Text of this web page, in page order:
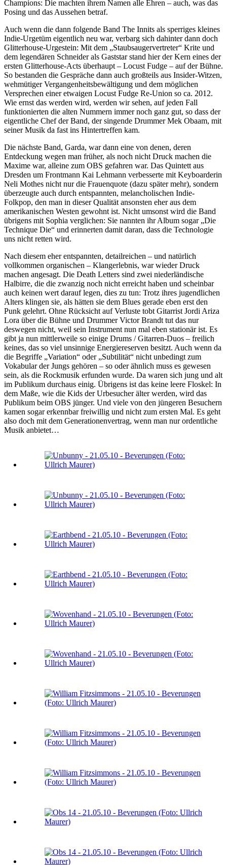
Champions: Die machten ihrem Namen alle Ehren – auch, was das
Posing und das Aussehen betraf.
Auch wenn die dann folgende Band The Innits als sperriges kleines
Indie-Urgetüm eigentlich neu war, verbarg sich dahinter dann doch
Glitterhouse-Urgestein: Mit dem „Staubsaugervertreter“ Krite und
dem legendären Schneider als Gaststar stand hier der Kern eines der
ersten Glitterhouse-Acts überhaupt – Locust Fudge – auf der Bühne.
So bestanden die Gespräche dann auch großteils aus Insider-Witzen,
wehmütiger Vergangenheitsbewältigung und dem möglichen
Versprechen einer etwaigen Locust Fudge Re-Union so ca. 2012.
Wie ernst das werden wird, werden wir sehen, auf jeden Fall
funktionierten die alten Nummern immer noch ganz gut, so dass der
eigentliche Chef der Band, der singende Drummer Mek Obaam, mit
seiner Musik da fast ins Hintertreffen kam.
Die nächste Band, Garda, war dann eine von denen, deren
Entdeckung wegen man früher, als noch nicht Druck machen die
Maxime war, alleine zum OBS gefahren war. Das Quintett aus
Dresden um Frontmann Kai Lehmann verbesserte mit Keyboarderin
Neli Mothes nicht nur die Frauenquote (dazu später mehr), sondern
überzeugte auch durch entspannten, melancholischen Indie-
Folkpop, den man in dieser Qualität ansonsten eher aus dem
amerikanischen Westen gewohnt ist. Nicht umsonst wird die Band
übrigens mit Sophia verglichen: Sie nannten ihr Album sogar „Die
Technique Die“ und erinnerten damit daran, dass die Technologie
uns nicht retten wird.
Nach diesem eher entspannten, detailreichen – und natürlich
vollkommen organischen – Klangerlebnis, war wieder Druck
machen angesagt. Die Death Letters sind zwei niederländische
Halbirre, die die zwanzig noch nicht erreicht haben und scheinbar
auch keinen wert darauf legen, dies zu tun: Trotz ihres jugendlichen
Alters klingen sie, als hätten sie dem Blues gerade eben erst den
Punk gelehrt. Ohne Rücksicht auf Verluste tobt Gitarrist Jordi Ariza
Lora über die Bühne und Drummer Victor Brandt tut das nur
deswegen nicht, weil sein Instrument nun mal eben stationär ist. Es
gibt ja nun mittlerweile so einige Drums / Gitarren-Duos – freilich
keines, das so viel unsinnige Energiereserven besitzt. Auch wenn da
die Begriffe „Variation“ oder „Subtilität“ nicht unbedingt zum
Vokabular der Jungs gehören – so oder ähnlich muss es gewesen
sein, als die Rockmusik erfunden wurde. Da waren sich jung und alt
im Publikum durchaus einig. Übrigens ist das keine leere Floskel: In
dem Maße, wie die Kids der Urbesucher älter werden, wird das
Publikum beim OBS jünger. Und viele von den jüngeren Besuchern
kamen sogar erkennbar freiwillig und nicht zum ersten Mal. Es geht
also doch mit dem Generationenvertrag, wenn man nur ordentliche
Musik anbietet…